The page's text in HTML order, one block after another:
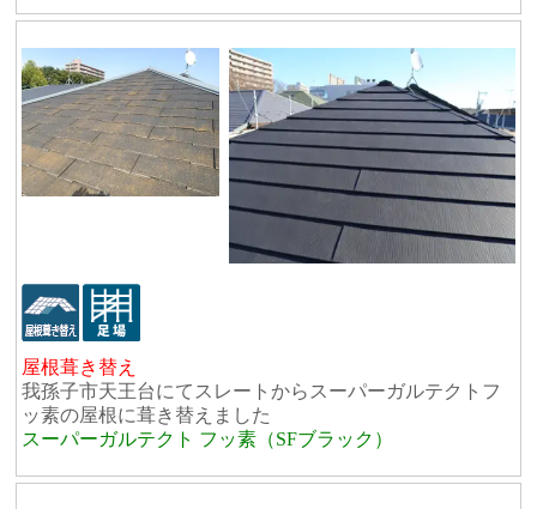
屋根葺き替え
我孫子市天王台にてスレートからスーパーガルテクトフ
ッ素の屋根に葺き替えました
スーパーガルテクト フッ素（SFブラック）